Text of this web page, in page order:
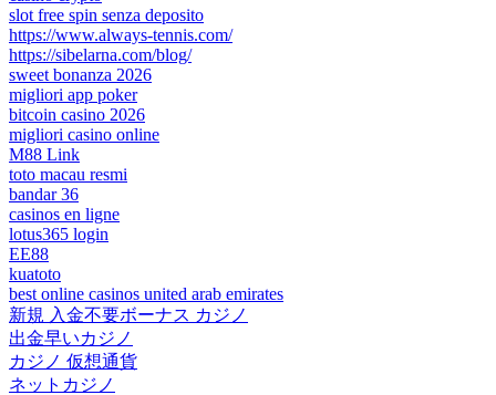
slot free spin senza deposito
https://www.always-tennis.com/
https://sibelarna.com/blog/
sweet bonanza 2026
migliori app poker
bitcoin casino 2026
migliori casino online
M88 Link
toto macau resmi
bandar 36
casinos en ligne
lotus365 login
EE88
kuatoto
best online casinos united arab emirates
新規 入金不要ボーナス カジノ
出金早いカジノ
カジノ 仮想通貨
ネットカジノ